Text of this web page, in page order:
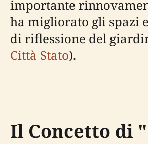
importante
ha migliorato gli spazi
di riflessione del
Città Stato).
Il Concetto di